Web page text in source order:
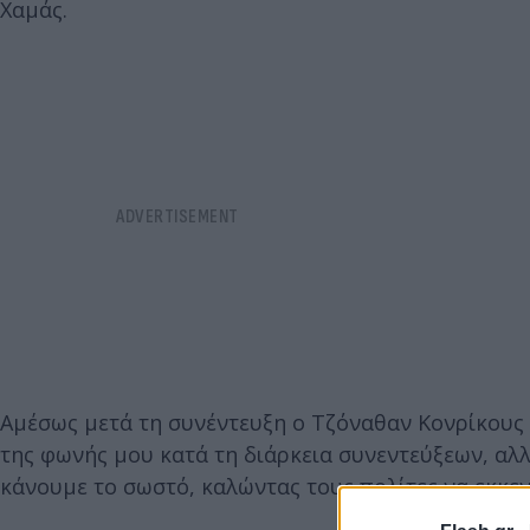
Χαμάς.
Αμέσως μετά τη συνέντευξη ο Τζόναθαν
της φωνής μου κατά τη διάρκεια συνεντεύξεων,
κάνουμε το σωστό, καλώντας τους πολίτες να